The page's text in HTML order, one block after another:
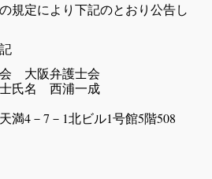
規定により下記のとおり公告し
士会 大阪弁護士会
氏名 西浦一成
4－7－1北ビル1号館5階508
務所
容 戒告